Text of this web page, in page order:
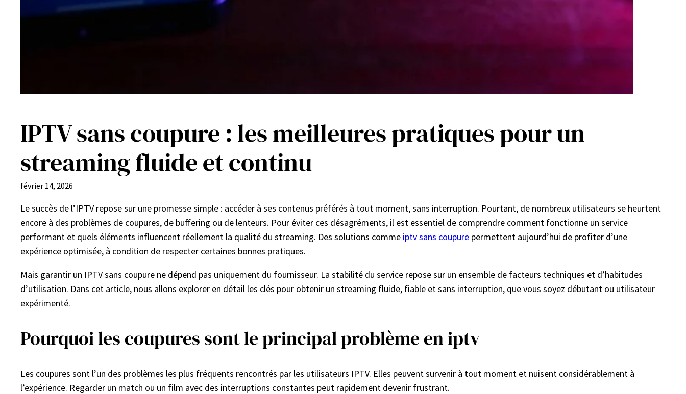
IPTV sans coupure : les meilleures pratiques pour un
streaming fluide et continu
février 14, 2026
Le succès de l’IPTV repose sur une promesse simple : accéder à ses contenus préférés à tout moment, sans interruption. Pourtant, de nombreux utilisateurs se heurtent
encore à des problèmes de coupures, de buffering ou de lenteurs. Pour éviter ces désagréments, il est essentiel de comprendre comment fonctionne un service
performant et quels éléments influencent réellement la qualité du streaming. Des solutions comme iptv sans coupure permettent aujourd’hui de profiter d’une
expérience optimisée, à condition de respecter certaines bonnes pratiques.
Mais garantir un IPTV sans coupure ne dépend pas uniquement du fournisseur. La stabilité du service repose sur un ensemble de facteurs techniques et d’habitudes
d’utilisation. Dans cet article, nous allons explorer en détail les clés pour obtenir un streaming fluide, fiable et sans interruption, que vous soyez débutant ou utilisateur
expérimenté.
Pourquoi les coupures sont le principal problème en iptv
Les coupures sont l’un des problèmes les plus fréquents rencontrés par les utilisateurs IPTV. Elles peuvent survenir à tout moment et nuisent considérablement à
l’expérience. Regarder un match ou un film avec des interruptions constantes peut rapidement devenir frustrant.